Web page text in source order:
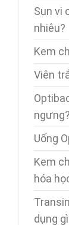
Sụn vi
nhiêu?
Kem
Viên
ngưng?
Uống
Kem
hóa
dụng